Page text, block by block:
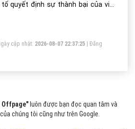
quyết định sự thành bại của việc
cập nhật: 2026-08-07 22:37:25
Đăng
Offpage" luôn được bạn đọc quan tâm và
chúng tôi cũng như trên Google.